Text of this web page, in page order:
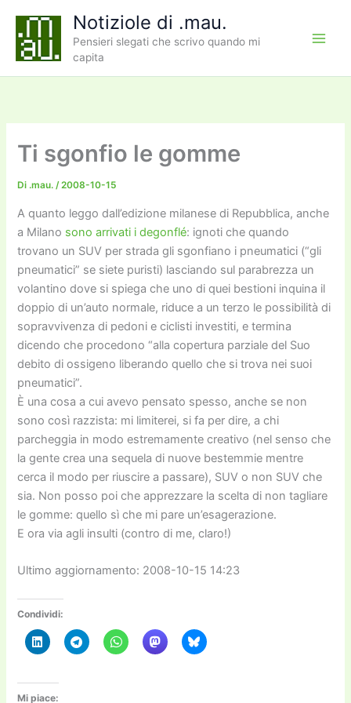
contenuto
Notiziole di .mau.
Pensieri slegati che scrivo quando mi
capita
Ti sgonfio le gomme
Di .mau./2008-10-15
A quanto leggo dall’edizione milanese di Repubblica, anche
a Milano sono arrivati i degonflé: ignoti che quando
trovano un SUV per strada gli sgonfiano i pneumatici (“gli
pneumatici” se siete puristi) lasciando sul parabrezza un
volantino dove si spiega che uno di quei bestioni inquina il
doppio di un’auto normale, riduce a un terzo le possibilità di
sopravvivenza di pedoni e ciclisti investiti, e termina
dicendo che procedono “alla copertura parziale del Suo
debito di ossigeno liberando quello che si trova nei suoi
pneumatici”.
È una cosa a cui avevo pensato spesso, anche se non
sono così razzista: mi limiterei, si fa per dire, a chi
parcheggia in modo estremamente creativo (nel senso che
la gente crea una sequela di nuove bestemmie mentre
cerca il modo per riuscire a passare), SUV o non SUV che
sia. Non posso poi che apprezzare la scelta di non tagliare
le gomme: quello sì che mi pare un’esagerazione.
E ora via agli insulti (contro di me, claro!)
Ultimo aggiornamento: 2008-10-15 14:23
Condividi:
Mi piace: